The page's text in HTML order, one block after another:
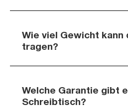
Wie viel Gewicht kann
tragen?
Welche Garantie gibt
Schreibtisch?